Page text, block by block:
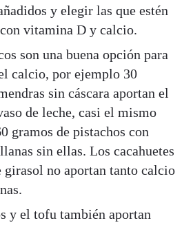
y elegir las que estén
vitamina D y calcio.
son una buena opción para
calcio, por ejemplo 30
sin cáscara aportan el
de leche, casi el mismo
gramos de pistachos con
sin ellas. Los cacahuetes
girasol no aportan tanto calcio
y el tofu también aportan